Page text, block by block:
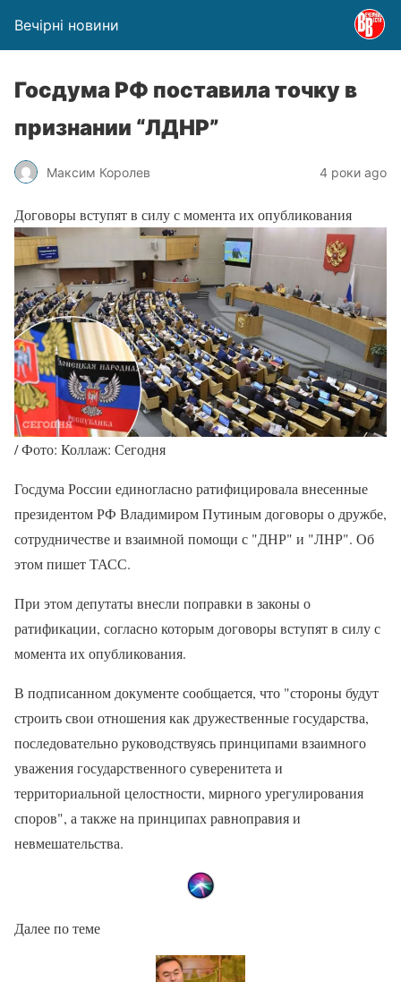
Вечірні новини
Госдума РФ поставила точку в
признании “ЛДНР”
Максим Королев 4 роки ago
Договоры вступят в силу с момента их опубликования
/ Фото: Коллаж: Сегодня
Госдума России единогласно ратифицировала внесенные
президентом РФ Владимиром Путиным договоры о дружбе,
сотрудничестве и взаимной помощи с "ДНР" и "ЛНР". Об
этом пишет ТАСС.
При этом депутаты внесли поправки в законы о
ратификации, согласно которым договоры вступят в силу с
момента их опубликования.
В подписанном документе сообщается, что "стороны будут
строить свои отношения как дружественные государства,
последовательно руководствуясь принципами взаимного
уважения государственного суверенитета и
территориальной целостности, мирного урегулирования
споров", а также на принципах равноправия и
невмешательства.
Далее по теме